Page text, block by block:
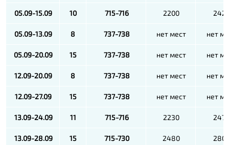
05.09-15.09 10 715-716 2200
05.09-13.09 8 737-738 нет мест нет
05.09-20.09 15 737-738 нет мест нет
12.09-20.09 8 737-738 нет мест нет
12.09-27.09 15 737-738 нет мест нет
13.09-24.09 11 715-716 2230
13.09-28.09 15 715-730 2480